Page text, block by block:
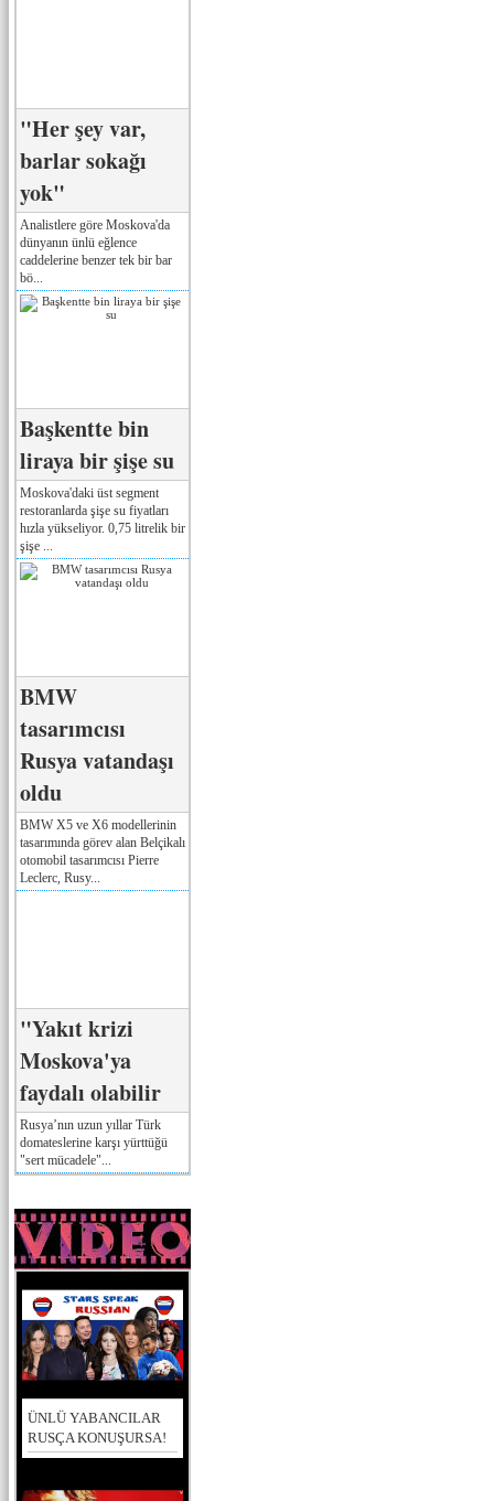
"Her şey var,
barlar sokağı
yok"
Analistlere göre Moskova'da
dünyanın ünlü eğlence
caddelerine benzer tek bir bar
bö...
Başkentte bin
liraya bir şişe su
Moskova'daki üst segment
restoranlarda şişe su fiyatları
hızla yükseliyor. 0,75 litrelik bir
şişe ...
BMW
tasarımcısı
Rusya vatandaşı
oldu
BMW X5 ve X6 modellerinin
tasarımında görev alan Belçikalı
otomobil tasarımcısı Pierre
Leclerc, Rusy...
"Yakıt krizi
Moskova'ya
faydalı olabilir
Rusya’nın uzun yıllar Türk
domateslerine karşı yürttüğü
"sert mücadele"...
ÜNLÜ YABANCILAR
RUSÇA KONUŞURSA!